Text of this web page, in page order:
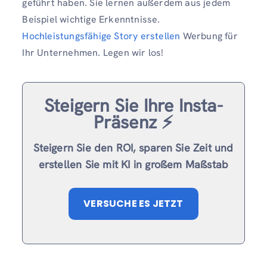
Beispiel wichtige Erkenntnisse.
Hochleistungsfähige Story erstellen Werbung für
Ihr Unternehmen. Legen wir los!
Steigern Sie Ihre Insta-
Präsenz ⚡️
Steigern Sie den ROI, sparen Sie Zeit und
erstellen Sie mit KI in großem Maßstab
VERSUCHE ES JETZT